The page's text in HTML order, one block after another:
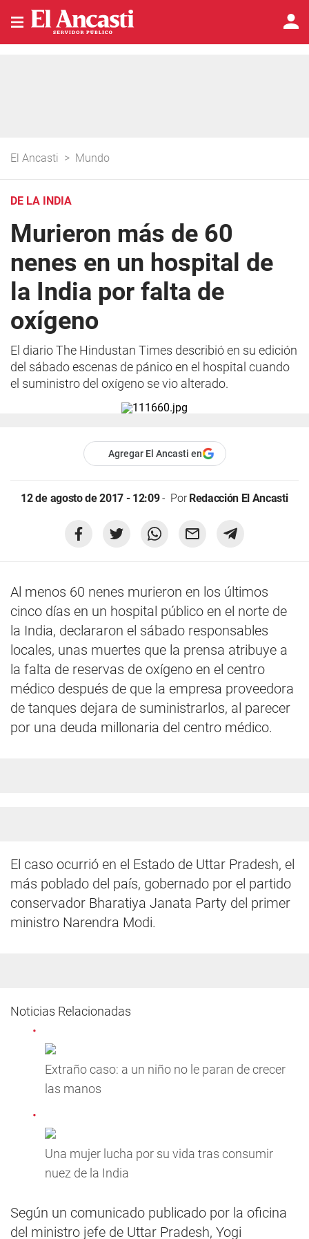
El Ancasti > Mundo
DE LA INDIA
Murieron más de 60
nenes en un hospital de
la India por falta de
oxígeno
El diario The Hindustan Times describió en su edición
del sábado escenas de pánico en el hospital cuando
el suministro del oxígeno se vio alterado.
Agregar El Ancasti en
12 de agosto de 2017 - 12:09 PorRedacción El Ancasti
Al menos 60 nenes murieron en los últimos
cinco días en un hospital público en el norte de
la India, declararon el sábado responsables
locales, unas muertes que la prensa atribuye a
la falta de reservas de oxígeno en el centro
médico después de que la empresa proveedora
de tanques dejara de suministrarlos, al parecer
por una deuda millonaria del centro médico.
El caso ocurrió en el Estado de Uttar Pradesh, el
más poblado del país, gobernado por el partido
conservador Bharatiya Janata Party del primer
ministro Narendra Modi.
Noticias Relacionadas
Extraño caso: a un niño no le paran de crecer
las manos
Una mujer lucha por su vida tras consumir
nuez de la India
Según un comunicado publicado por la oficina
del ministro jefe de Uttar Pradesh, Yogi